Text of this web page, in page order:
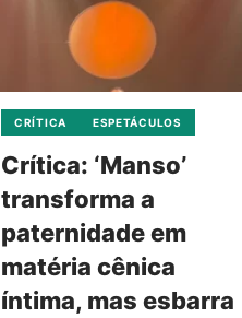
CRÍTICA ESPETÁCULOS
Crítica: ‘Manso’
transforma a
paternidade em
matéria cênica
íntima, mas esbarra